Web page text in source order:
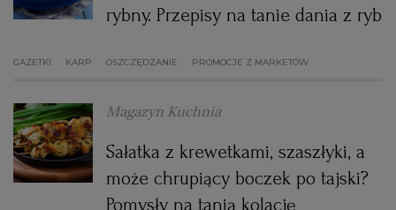
ZUPY
CIASTA
WIELKANOC
WALENTYNKI
KUCHNIA AFRYKAŃSKA
KUCHNIA JAPOŃSKA
SZKOŁA GOTOWANIA
PORADY
ZDROWA DIETA
DIETA
DO POCZYTANIA
rybny. Przepisy na tanie dania z ryb
GAZETKI KARP OSZCZĘDZANIE PROMOCJE Z MARKETÓW
Magazyn Kuchnia
Sałatka z krewetkami, szaszłyki, a
może chrupiący boczek po tajski?
Pomysły na tanią kolację